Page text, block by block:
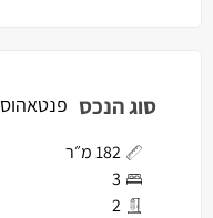
סוג הנכס פנטאהוס
182 מ״ר
3
2